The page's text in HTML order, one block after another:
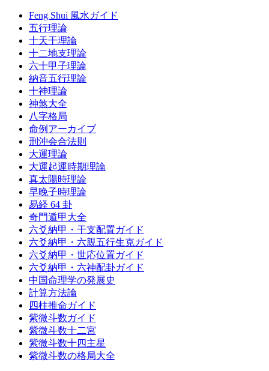
Feng Shui 風水ガイド
五行理論
十天干理論
十二地支理論
六十甲子理論
納音五行理論
十神理論
神煞大全
八字格局
命例アーカイブ
刑沖会合法則
大運理論
大運起運時期理論
真太陽時理論
早晚子時理論
易経 64 卦
奇門遁甲大全
六爻納甲・干支配置ガイド
六爻納甲・六親五行生克ガイド
六爻納甲・世応位置ガイド
六爻納甲・六神配卦ガイド
中国命理学の発展史
計算方法論
四柱推命ガイド
紫微斗数ガイド
紫微斗数十二宮
紫微斗数十四主星
紫微斗数の格局大全